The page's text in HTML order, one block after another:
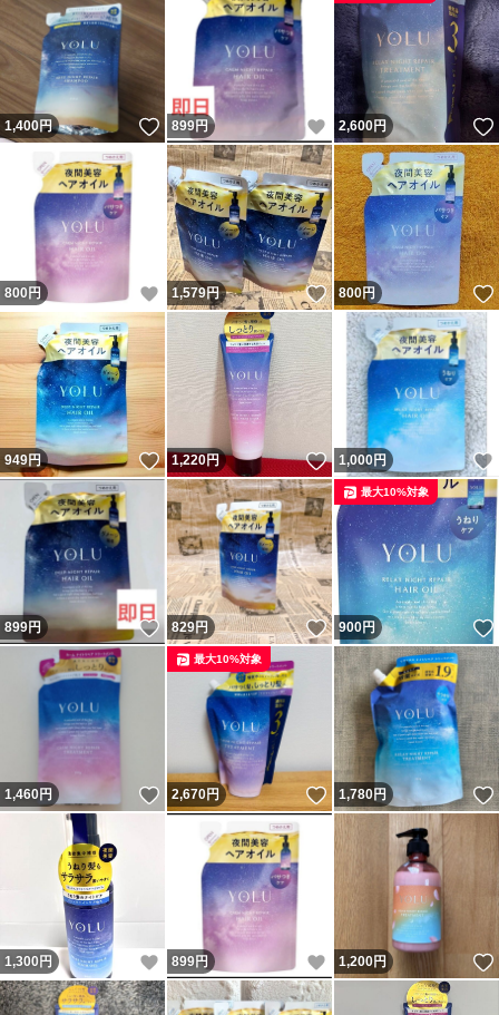
1,400円 いいね！
899円 いいね！
2,600円
800 円 いいね！
1,579円 いいね！
800円
949円 いいね！
1,220円 いいね！
1,000円
899円 いいね！
829円 いいね！
900円
最大10%対象
1,460円 いいね！
2,670円 いいね！
最大10%対象
1,780円
1,300 円 いいね！
899円 いいね！
1,200円